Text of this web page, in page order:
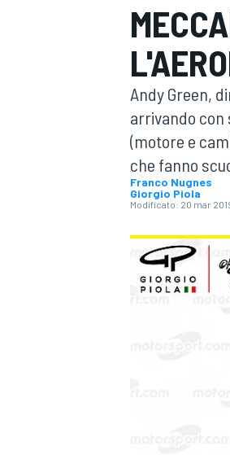
MOTOGP
WRC
Andy Green,
arrivando con
(motore e
che fanno
Franco Nugnes
Giorgio Piola
Modificato: 20 mar